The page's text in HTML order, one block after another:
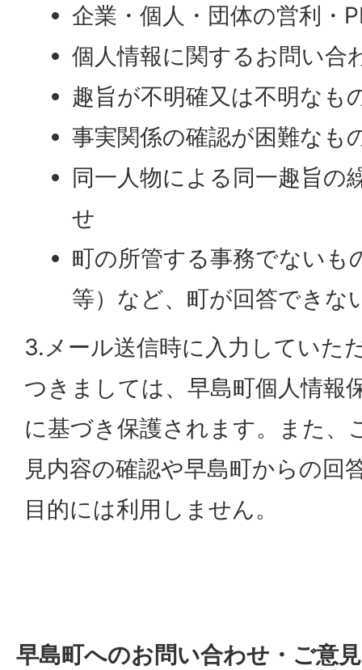
企業・個人・団体の営利・
個人情報に関するお問い合
趣旨が不明確又は不明なも
事実関係の確認が困難なも
同一人物による同一趣旨の
せ
町の所管する事務でないも
等）など、町が回答できな
3.メール送信時に入力していた
つきましては、早島町個人情報
に基づき保護されます。また、
見内容の確認や早島町からの回
目的には利用しません。
早島町へのお問い合わせ・ご意